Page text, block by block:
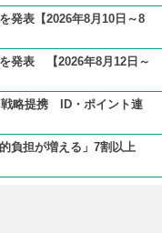
発表【2026年8月10日～8
発表 【2026年8月12日～
戦略提携 ID・ポイント連
負担が増える」7割以上